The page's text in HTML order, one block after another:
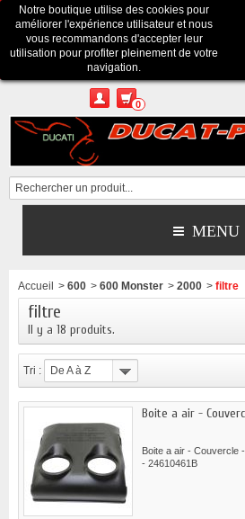
Appelez-nous au :Pour tous renseignements
depuis le formulaire de contact ou sur
0
MENU
Notre boutique utilise des cookies pour
améliorer l'expérience utilisateur et nous
vous recommandons d'accepter leur
utilisation pour profiter pleinement de votre
navigation.
Accueil > 600 > 600 Monster > 2000 > filtre
filtre
Il y a 18 produits.
Tri : De A à Z
Boite a air -
Boite a air - Couvercle
- 24610461B